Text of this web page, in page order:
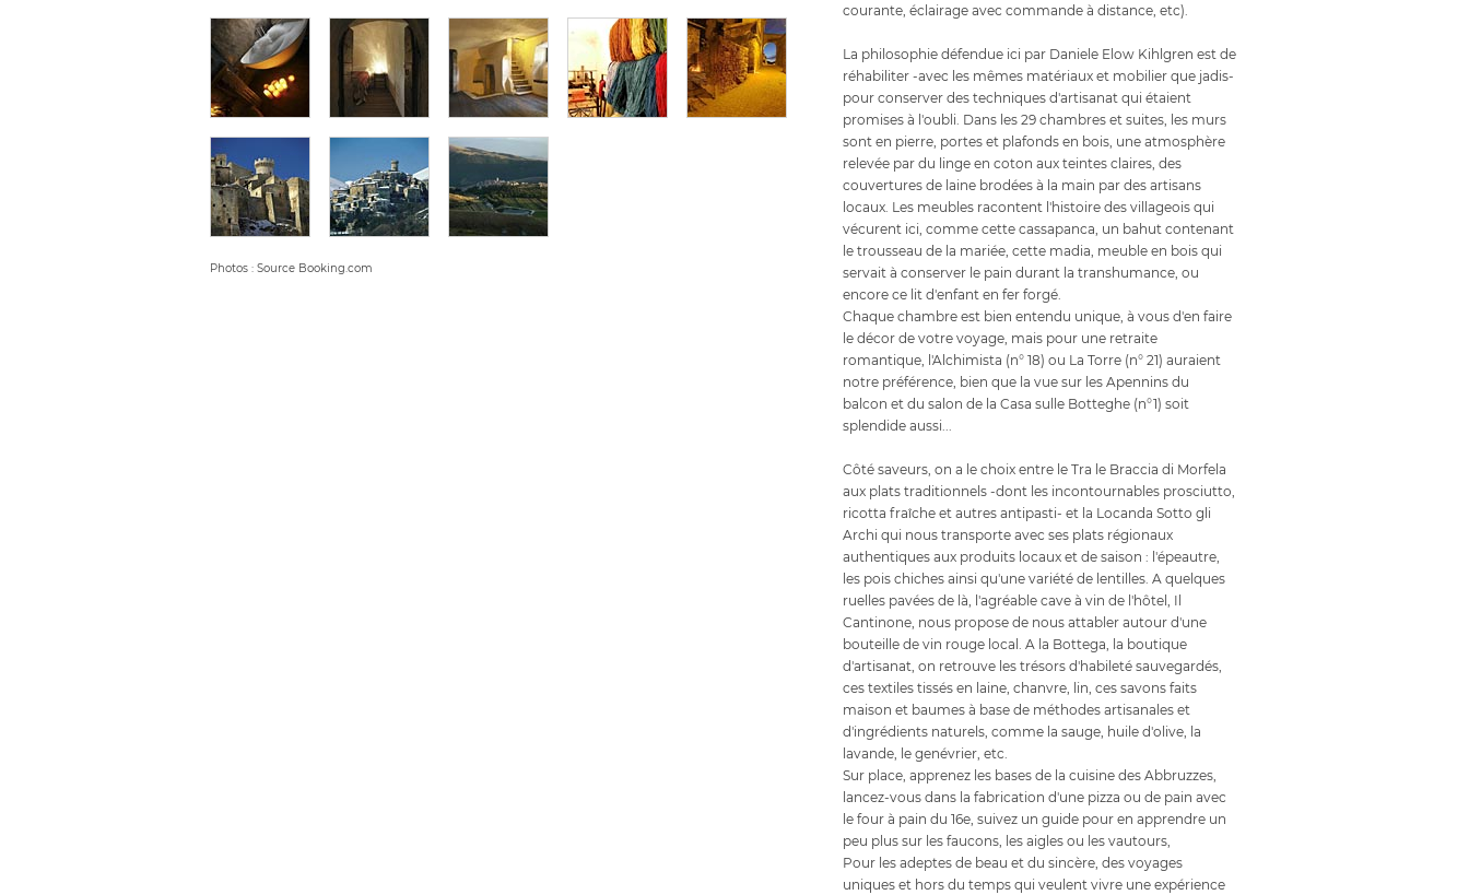
Photos : Source Booking.com
courante, éclairage avec commande à distance, etc).
La philosophie défendue ici par Daniele Elow Kihlgren est de
réhabiliter -avec les mêmes matériaux et mobilier que jadis-
pour conserver des techniques d'artisanat qui étaient
promises à l'oubli. Dans les 29 chambres et suites, les murs
sont en pierre, portes et plafonds en bois, une atmosphère
relevée par du linge en coton aux teintes claires, des
couvertures de laine brodées à la main par des artisans
locaux. Les meubles racontent l'histoire des villageois qui
vécurent ici, comme cette cassapanca, un bahut contenant
le trousseau de la mariée, cette madia, meuble en bois qui
servait à conserver le pain durant la transhumance, ou
encore ce lit d'enfant en fer forgé.
Chaque chambre est bien entendu unique, à vous d'en faire
le décor de votre voyage, mais pour une retraite
romantique, l'Alchimista (n° 18) ou La Torre (n° 21) auraient
notre préférence, bien que la vue sur les Apennins du
balcon et du salon de la Casa sulle Botteghe (n°1) soit
splendide aussi...
Côté saveurs, on a le choix entre le Tra le Braccia di Morfela
aux plats traditionnels -dont les incontournables prosciutto,
ricotta fraîche et autres antipasti- et la Locanda Sotto gli
Archi qui nous transporte avec ses plats régionaux
authentiques aux produits locaux et de saison : l'épeautre,
les pois chiches ainsi qu'une variété de lentilles. A quelques
ruelles pavées de là, l'agréable cave à vin de l'hôtel, Il
Cantinone, nous propose de nous attabler autour d'une
bouteille de vin rouge local. A la Bottega, la boutique
d'artisanat, on retrouve les trésors d'habileté sauvegardés,
ces textiles tissés en laine, chanvre, lin, ces savons faits
maison et baumes à base de méthodes artisanales et
d'ingrédients naturels, comme la sauge, huile d'olive, la
lavande, le genévrier, etc.
Sur place, apprenez les bases de la cuisine des Abbruzzes,
lancez-vous dans la fabrication d'une pizza ou de pain avec
le four à pain du 16e, suivez un guide pour en apprendre un
peu plus sur les faucons, les aigles ou les vautours,
Pour les adeptes de beau et du sincère, des voyages
uniques et hors du temps qui veulent vivre une expérience